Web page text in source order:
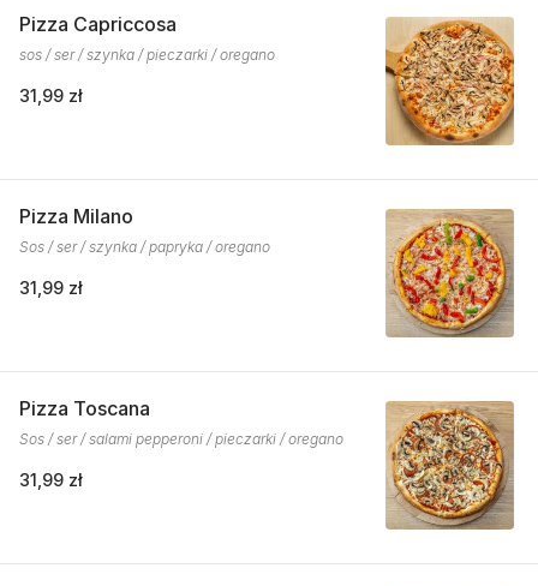
Pizza Capriccosa
sos / ser / szynka / pieczarki / oregano
31,99 zł
Pizza Milano
Sos / ser / szynka / papryka / oregano
31,99 zł
Pizza Toscana
Sos / ser / salami pepperoni / pieczarki / oregano
31,99 zł